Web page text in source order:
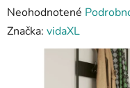
Priemerné
hodnotenie
produktu
Neohodnotené
Značka: vidaXL